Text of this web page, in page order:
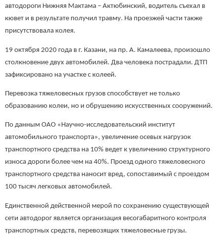
автодороги Нижняя Мактама – Актюбинский, водитель съехал в
кювет и в результате получил травму. На проезжей части также
присутствовала колея.
19 октября 2020 года в г. Казани, на пр. А. Камалеева, произошло
столкновение двух автомобилей. Два человека пострадали. ДТП
зафиксировано на участке с колеей.
Перевозка тяжеловесных грузов способствует не только
образованию колеи, но и обрушению искусственных сооружений.
По данным ОАО «Научно-исследовательский институт
автомобильного транспорта», увеличение осевых нагрузок
транспортного средства на 10% ведет к увеличению структурного
износа дороги более чем на 40%. Проезд одного тяжеловесного
транспортного средства наносит вред, сопоставимый с проездом
100 тысяч легковых автомобилей.
Единственной действенной мерой по сохранению существующей
сети автодорог является организация весогабаритного контроля
транспортных средств, перевозящих тяжеловесные грузы.